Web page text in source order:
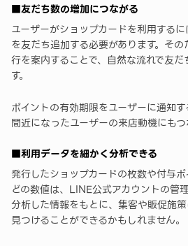
■友だち数の増加につながる
ユーザーがショップカードを利用する
を友だち追加する必要があります。そ
行を案内することで、自然な流れで友
す。
ポイントの有効期限をユーザーに通知
間近になったユーザーの来店動機にもつ
■利用データを細かく分析できる
発行したショップカードの枚数や付与
どの数値は、LINE公式アカウントの管
分析した情報をもとに、集客や販促施
見つけることができるかもしれません。